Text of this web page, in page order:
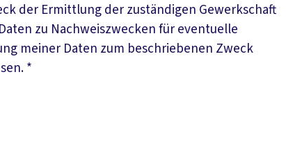
der Ermittlung der zuständigen Gewerkschaft
zu Nachweiszwecken für eventuelle
meiner Daten zum beschriebenen Zweck
*